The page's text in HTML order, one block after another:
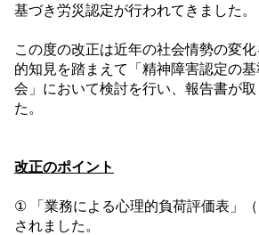
基づき労災認定が行われてきました。
この度の改正は近年の社会情勢の変
的知見を踏まえて「精神障害認定の
会」において検討を行い、報告書が
た。
改正のポイント
① 「業務による心理的負荷評価表」
されました。